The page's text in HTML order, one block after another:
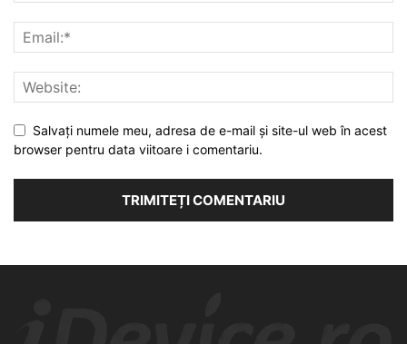
Salvați numele meu, adresa de e-mail și site-ul web în acest
browser pentru data viitoare i comentariu.